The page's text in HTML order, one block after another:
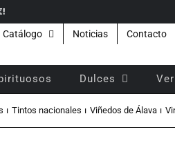
Catálogo Noticias Contacto
Dulces
Tintos nacionales Viñedos de Álava